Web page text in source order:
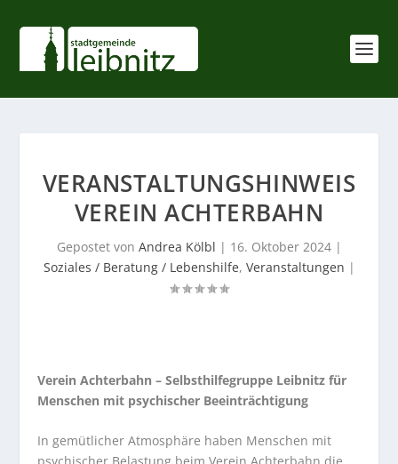
VERANSTALTUNGSHINWEIS
VEREIN ACHTERBAHN
Gepostet von Andrea Kölbl | 16. Oktober 2024|
Soziales / Beratung / Lebenshilfe, Veranstaltungen |
Verein Achterbahn – Selbsthilfegruppe Leibnitz für
Menschen mit psychischer Beeinträchtigung
In gemütlicher Atmosphäre haben Menschen mit